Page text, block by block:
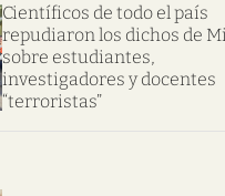
Científicos de todo el país
repudiaron los dichos de
sobre estudiantes,
investigadores y docentes
“terroristas”